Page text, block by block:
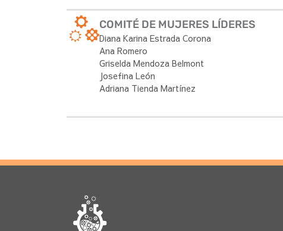
COMITÉ DE MUJERES LÍDERES
Diana Karina Estrada Corona
Ana Romero
Griselda Mendoza Belmont
Josefina León
Adriana Tienda Martínez